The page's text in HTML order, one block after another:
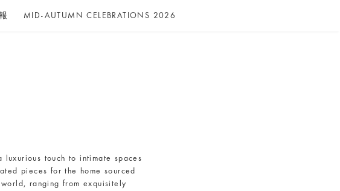
MID-AUTUMN CELEBRATIONS 2026
luxurious touch to intimate spaces
pieces for the home sourced
ranging from exquisitely